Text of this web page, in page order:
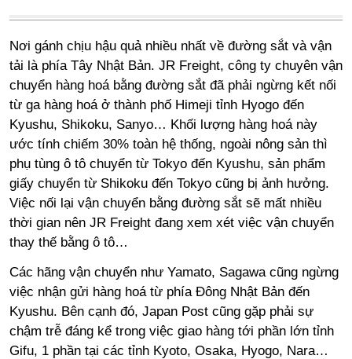
Nơi gánh chịu hậu quả nhiều nhất về đường sắt và vận
tải là phía Tây Nhật Bản. JR Freight, công ty chuyên vận
chuyển hàng hoá bằng đường sắt đã phải ngừng kết nối
từ ga hàng hoá ở thành phố Himeji tỉnh Hyogo đến
Kyushu, Shikoku, Sanyo… Khối lượng hàng hoá này
ước tính chiếm 30% toàn hệ thống, ngoài nông sản thì
phụ tùng ô tô chuyển từ Tokyo đến Kyushu, sản phẩm
giấy chuyển từ Shikoku đến Tokyo cũng bị ảnh hưởng.
Việc nối lại vận chuyển bằng đường sắt sẽ mất nhiều
thời gian nên JR Freight đang xem xét việc vận chuyển
thay thế bằng ô tô…
Các hãng vận chuyển như Yamato, Sagawa cũng ngừng
việc nhận gửi hàng hoá từ phía Đông Nhật Bản đến
Kyushu. Bên cạnh đó, Japan Post cũng gặp phải sự
chậm trễ đáng kể trong việc giao hàng tới phần lớn tỉnh
Gifu, 1 phần tại các tỉnh Kyoto, Osaka, Hyogo, Nara…